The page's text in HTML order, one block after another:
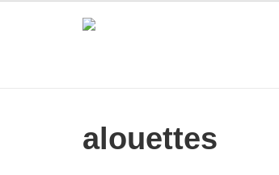
alouettes